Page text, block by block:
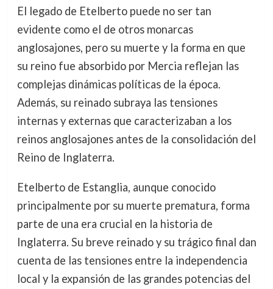
El legado de Etelberto puede no ser tan
evidente como el de otros monarcas
anglosajones, pero su muerte y la forma en que
su reino fue absorbido por Mercia reflejan las
complejas dinámicas políticas de la época.
Además, su reinado subraya las tensiones
internas y externas que caracterizaban a los
reinos anglosajones antes de la consolidación del
Reino de Inglaterra.
Etelberto de Estanglia, aunque conocido
principalmente por su muerte prematura, forma
parte de una era crucial en la historia de
Inglaterra. Su breve reinado y su trágico final dan
cuenta de las tensiones entre la independencia
local y la expansión de las grandes potencias del